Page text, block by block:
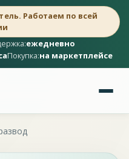
Работаем по всей
ежедневно
Покупка:на маркетплейсе